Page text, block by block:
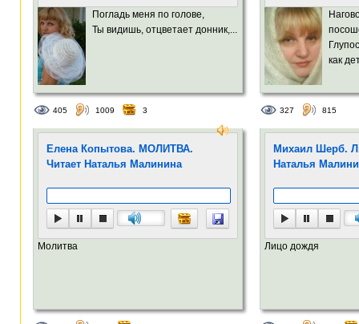
Погладь меня по голове,
Ты видишь, отцветает донник,...
405 1009 3
как
327 815
Елена Копытова. МОЛИТВА.
Читает Наталья Малинина
Молитва
Михаил Шерб.
Наталья
Лицо дождя